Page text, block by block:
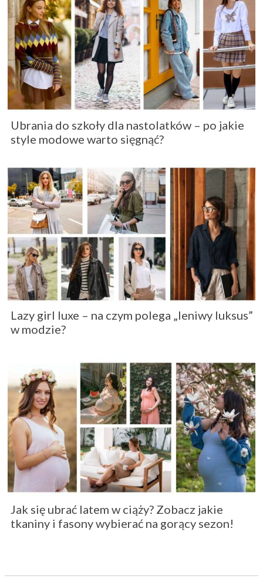
Ubrania do szkoły dla nastolatków – po jakie
style modowe warto sięgnąć?
Lazy girl luxe – na czym polega „leniwy luksus”
w modzie?
Jak się ubrać latem w ciąży? Zobacz jakie
tkaniny i fasony wybierać na gorący sezon!